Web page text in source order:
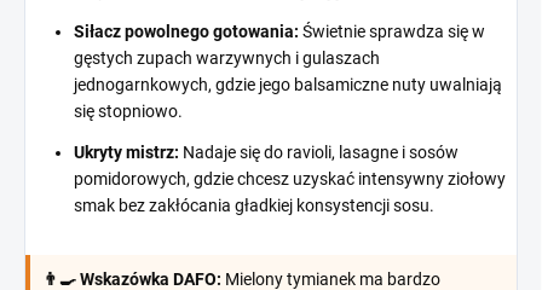
Siłacz powolnego gotowania: Świetnie sprawdza się w
gęstych zupach warzywnych i gulaszach
jednogarnkowych, gdzie jego balsamiczne nuty uwalniają
się stopniowo.
Ukryty mistrz: Nadaje się do ravioli, lasagne i sosów
pomidorowych, gdzie chcesz uzyskać intensywny ziołowy
smak bez zakłócania gładkiej konsystencji sosu.
👨‍🍳 Wskazówka DAFO: Mielony tymianek ma bardzo